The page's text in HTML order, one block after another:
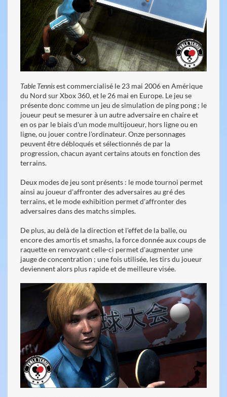
Table Tennisest commercialisé le 23 mai 2006 en Amérique
du Nord sur Xbox 360, et le 26 mai en Europe. Le jeu se
présente donc comme un jeu de simulation de ping pong ; le
joueur peut se mesurer à un autre adversaire en chaire et
en os par le biais d'un mode multijoueur, hors ligne ou en
ligne, ou jouer contre l'ordinateur. Onze personnages
peuvent être débloqués et sélectionnés de par la
progression, chacun ayant certains atouts en fonction des
terrains.
Deux modes de jeu sont présents : le mode tournoi permet
ainsi au joueur d'affronter des adversaires au gré des
terrains, et le mode exhibition permet d'affronter des
adversaires dans des matchs simples.
De plus, au delà de la direction et l'effet de la balle, ou
encore des amortis et smashs, la force donnée aux coups de
raquette en renvoyant celle-ci permet d'augmenter une
jauge de concentration ; une fois utilisée, les tirs du joueur
deviennent alors plus rapide et de meilleure visée.